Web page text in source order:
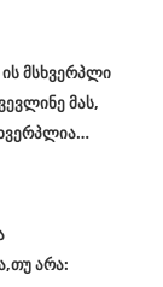
მსხვერპლი
მას,
არა: